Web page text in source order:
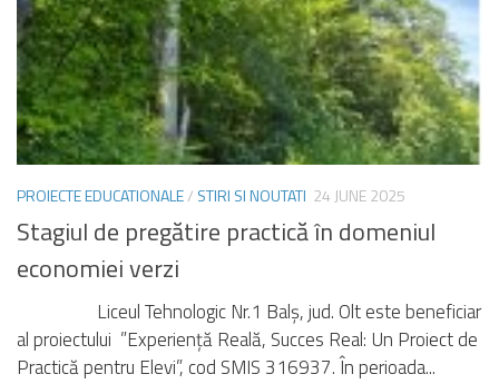
PROIECTE EDUCATIONALE/ STIRI SI NOUTATI 24 JUNE 2025
Stagiul de pregătire practică în domeniul
economiei verzi
Liceul Tehnologic Nr.1 Balș, jud. Olt este beneficiar
al proiectului ”Experiență Reală, Succes Real: Un Proiect de
Practică pentru Elevi”, cod SMIS 316937. În perioada...